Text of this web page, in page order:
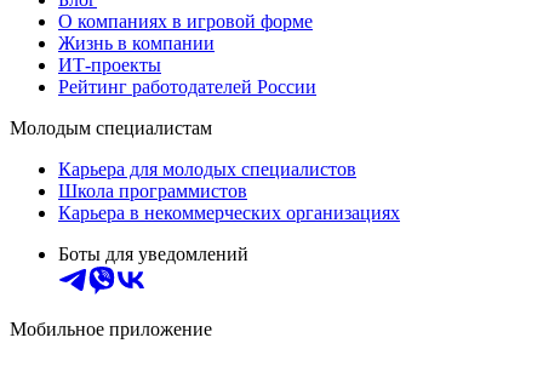
О компаниях в игровой форме
Жизнь в компании
ИТ-проекты
Рейтинг работодателей России
Молодым специалистам
Карьера для молодых специалистов
Школа программистов
Карьера в некоммерческих организациях
Боты для уведомлений
Мобильное приложение